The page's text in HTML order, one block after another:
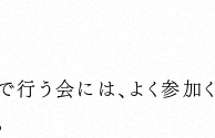
行う会には、よく参加